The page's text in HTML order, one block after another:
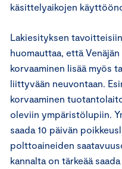
käsittelyaikojen
Lakiesityksen
huomauttaa, että
korvaaminen lisää myös
liittyvään neuvontaan.
korvaaminen
oleviin ympäristölupiin.
saada 10 päivän
polttoaineiden
kannalta on tärkeää